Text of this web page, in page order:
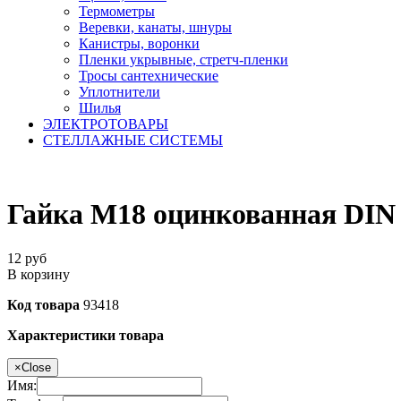
Термометры
Веревки, канаты, шнуры
Канистры, воронки
Пленки укрывные, стретч-пленки
Тросы сантехнические
Уплотнители
Шилья
ЭЛЕКТРОТОВАРЫ
СТЕЛЛАЖНЫЕ СИСТЕМЫ
Гайка М18 оцинкованная DIN
12 руб
В корзину
Код товара 93418
Характеристики товара
×Close
Имя: